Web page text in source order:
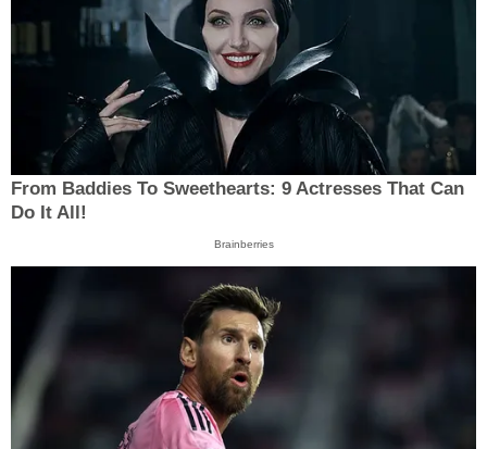
From Baddies To Sweethearts: 9 Actresses That Can
Do It All!
Brainberries